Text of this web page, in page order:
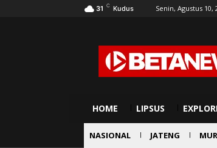
31 C Kudus Senin, Agustus 10,
HOME LIPSUS
NASIONAL JATENG